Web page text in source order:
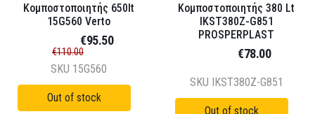
Κομποστοποιητής 650lt
15G560 Verto
SKU 15G560
€110.00
€95.50
Κομποστοποιητής 380 Lt
IKST380Z-G851
PROSPERPLAST
SKU IKST380Z-G851
€78.00